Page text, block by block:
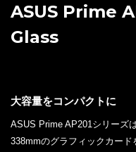
ASUS Prime
Glass
大容量をコンパクトに
ASUS Prime AP201シリーズ
338mmのグラフィックカー